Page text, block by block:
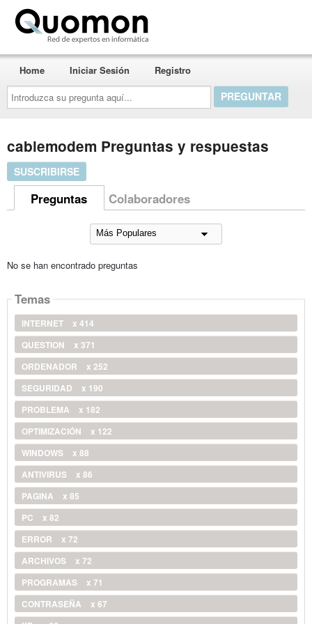
Introduzca
su
pregunta
aquí...
Home Iniciar Sesión Registro
cablemodem Preguntas y respuestas
SUSCRIBIRSE
Preguntas Colaboradores
No se han encontrado preguntas
Temas
INTERNET
x 414
QUESTION
x 371
ORDENADOR
x 252
SEGURIDAD
x 190
PROBLEMA
x 182
OPTIMIZACIÓN
x 122
WINDOWS
x 88
ANTIVIRUS
x 86
PAGINA
x 85
PC
x 82
ERROR
x 72
ARCHIVOS
x 72
PROGRAMAS
x 71
CONTRASEÑA
x 67